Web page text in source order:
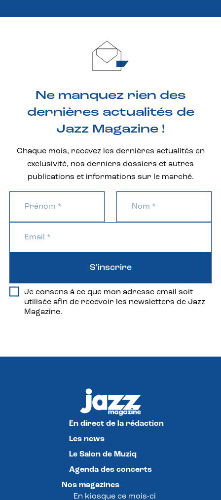
Ne manquez rien des
dernières actualités de
Jazz Magazine !
Chaque mois, recevez les dernières actualités en
exclusivité, nos derniers dossiers et autres
publications et informations sur le marché.
Je consens à ce que mon adresse email soit
utilisée afin de recevoir les newsletters de Jazz
Magazine.
S'inscrire
En direct de la rédaction
Les news
Le Salon de Muziq
Agenda des concerts
Nos magazines
En kiosque ce mois-ci